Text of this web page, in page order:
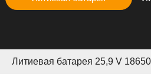
Литиевая батарея 25,9 V 18650